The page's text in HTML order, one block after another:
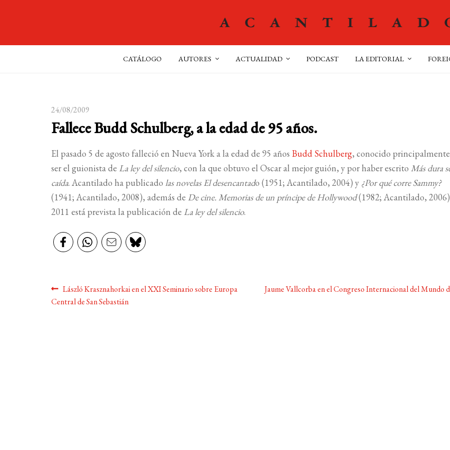
CATÁLOGO AUTORES ACTUALIDAD PODCAST LA EDITORIAL
24/08/2009
Fallece Budd Schulberg, a la edad de 95 años.
El pasado 5 de agosto falleció en Nueva York a la edad de 95 añosBudd Schulberg, conocido
ser el guionista de La ley del silencio, con la que obtuvo el Oscar al mejor guión, y por haber escritoMás dura
caída. Acantilado ha publicadolas novelas El desencantado (1951; Acantilado, 2004) y ¿Por qué corre Sammy?
(1941; Acantilado, 2008), además de De cine. Memorias de un príncipe de Hollywood(1982; Acantilado,
2011 está prevista la publicación de La ley del silencio.
Navegación
de
Anterior:
László Krasznahorkai en el XXI Seminario sobre Europa
Central de San Sebastián
Siguiente:
Jaume Vallcorba en el Congreso Internacional del Mundo